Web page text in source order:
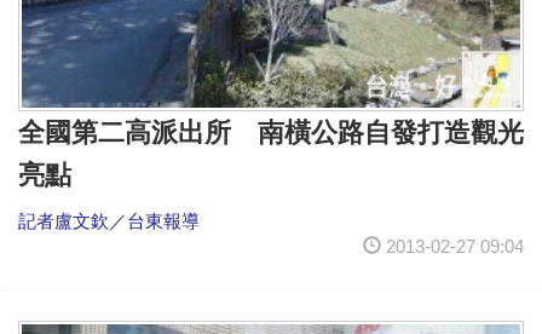
全國第二高派出所 南橫公路自發打造觀光
亮點
記者盧文欽／台東報導
2013-02-27 09:04